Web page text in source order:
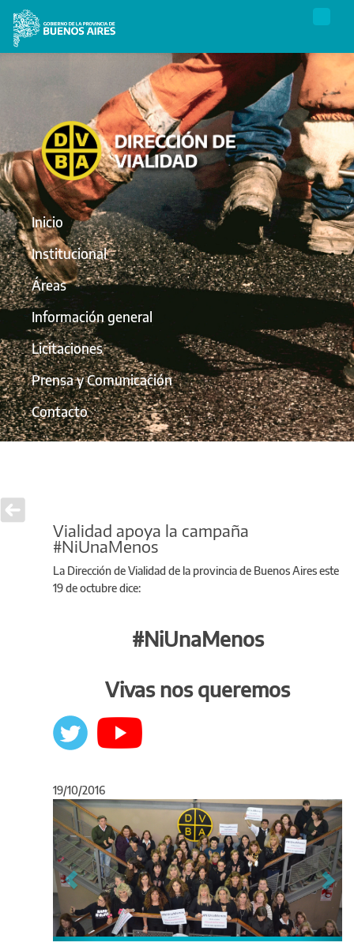
Inicio
Institucional
Áreas
Información general
Licitaciones
Prensa y Comunicación
Contacto
Vialidad apoya la campaña
#NiUnaMenos
La Dirección de Vialidad de la provincia de Buenos Aires este
19 de octubre dice:
#NiUnaMenos
Vivas nos queremos
19/10/2016
Anterior